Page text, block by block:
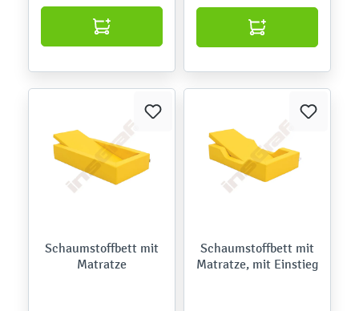
Schaumstoffbett mit
Matratze
Schaumstoffbett mit
Matratze, mit Einstieg